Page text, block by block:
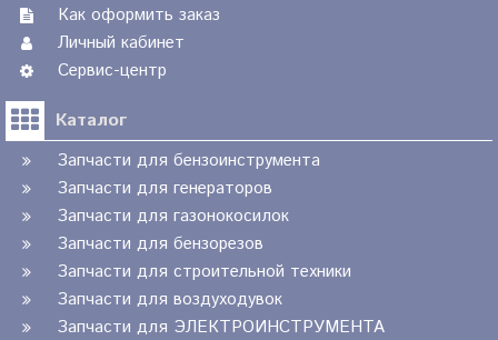
Как оформить заказ
Личный кабинет
Сервис-центр
Каталог
Запчасти для бензоинструмента
Запчасти для генераторов
Запчасти для газонокосилок
Запчасти для бензорезов
Запчасти для строительной техники
Запчасти для воздуходувок
Запчасти для ЭЛЕКТРОИНСТРУМЕНТА